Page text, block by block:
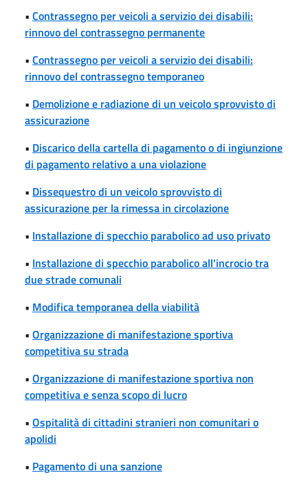
• Contrassegno per veicoli a servizio dei disabili:
rinnovo del contrassegno permanente
• Contrassegno per veicoli a servizio dei disabili:
rinnovo del contrassegno temporaneo
• Demolizione e radiazione di un veicolo sprovvisto di
assicurazione
• Discarico della cartella di pagamento o di ingiunzione
di pagamento relativo a una violazione
• Dissequestro di un veicolo sprovvisto di
assicurazione per la rimessa in circolazione
• Installazione di specchio parabolico ad uso privato
• Installazione di specchio parabolico all'incrocio tra
due strade comunali
• Modifica temporanea della viabilità
• Organizzazione di manifestazione sportiva
competitiva su strada
• Organizzazione di manifestazione sportiva non
competitiva e senza scopo di lucro
• Ospitalità di cittadini stranieri non comunitari o
apolidi
• Pagamento di una sanzione